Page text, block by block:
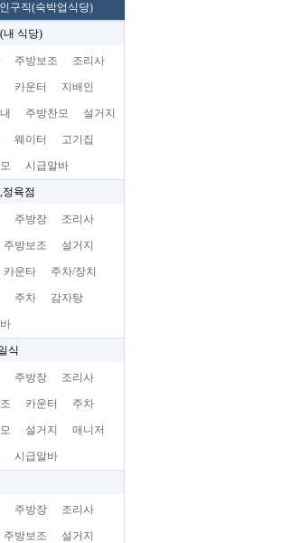
구직(숙박업식당)
내 식당)
주방보조 조리사
카운터 지배인
주방찬모 설거지
웨이터 고기집
시급알바
육점
주방장 조리사
주방보조 설거지
카운타 주차/장치
주차 감자탕
식
주방장 조리사
카운터 주차
설거지 매니저
시급알바
주방장 조리사
주방보조 설거지